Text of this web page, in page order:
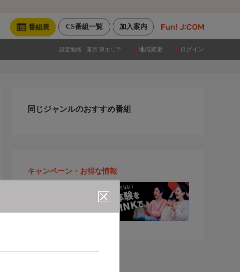
加入案内
CS番組一覧
番組表
設定地域： 東京 東エリア 地域変更 ログイン
同じジャンルのおすすめ番組
キャンペーン・お得な情報